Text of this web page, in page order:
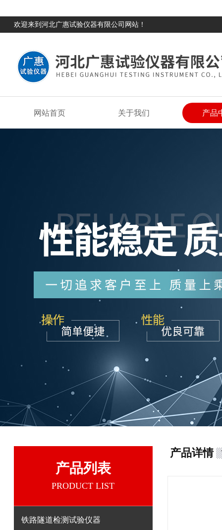
欢迎来到河北广惠试验仪器有限公司网站！
网站首页 关于我们 产品
产品列表
PRODUCT LIST
铁路隧道检测试验仪器
产品详情